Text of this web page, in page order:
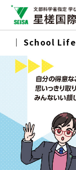
School Life